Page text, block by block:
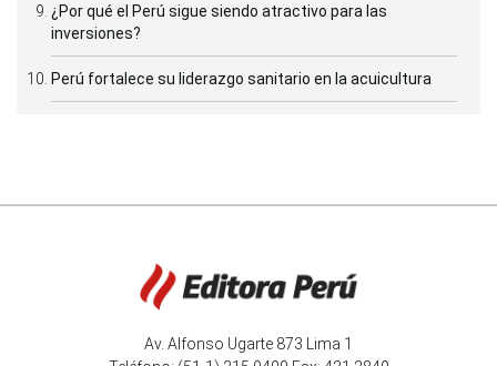
¿Por qué el Perú sigue siendo atractivo para las
inversiones?
Perú fortalece su liderazgo sanitario en la acuicultura
Av. Alfonso Ugarte 873 Lima 1